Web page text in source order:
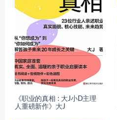
《职业的真相 : 大J小D主理
人重磅新作》大J